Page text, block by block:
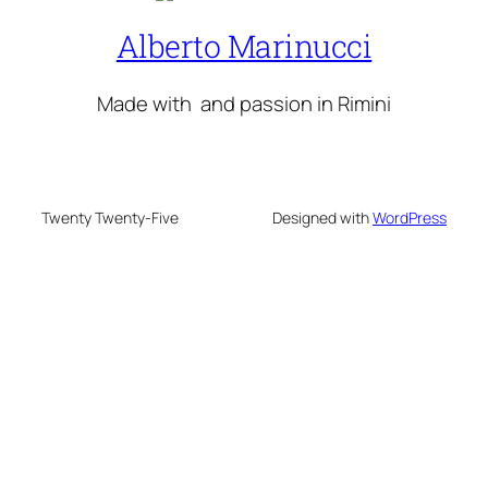
Alberto Marinucci
Made with and passion in Rimini
Twenty Twenty-Five Designed withWordPress